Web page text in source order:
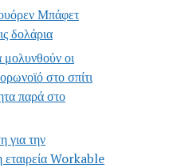
Μπάφετ
δολάρια
μολυνθούν οι
στο σπίτι
παρά στο
για την
εταιρεία Workable